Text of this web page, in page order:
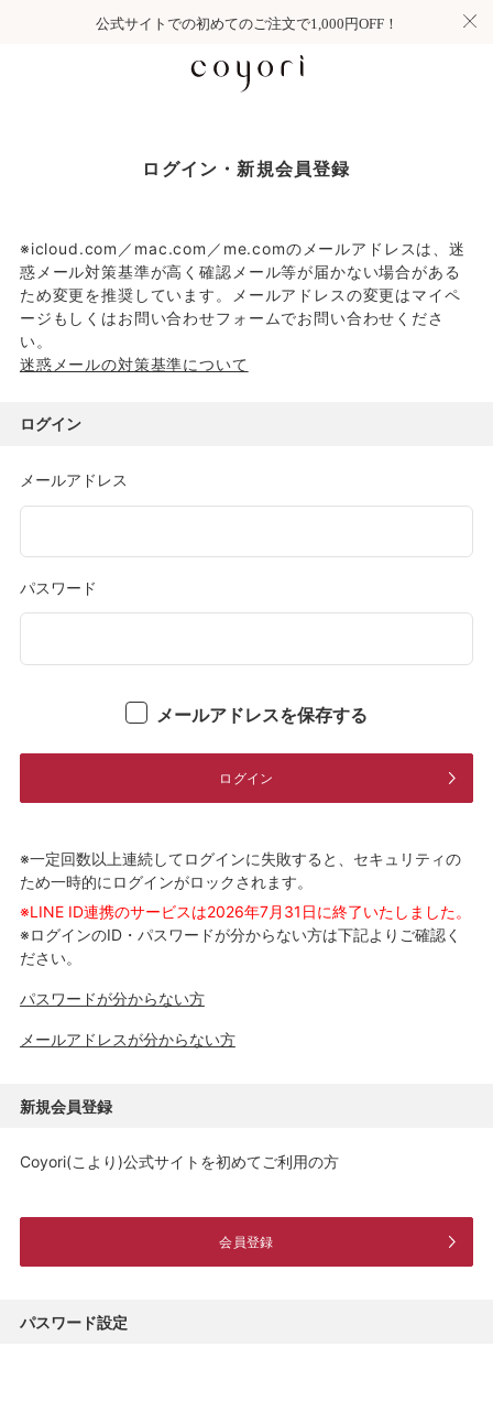
公式サイトでの初めてのご注文で1,000円OFF！
ログイン・新規会員登録
※icloud.com／mac.com／me.comのメールアドレスは、迷
惑メール対策基準が高く確認メール等が届かない場合がある
ため変更を推奨しています。メールアドレスの変更はマイペ
ージもしくはお問い合わせフォームでお問い合わせくださ
い。
迷惑メールの対策基準について
ログイン
メールアドレス
パスワード
メールアドレスを保存する
ログイン
※一定回数以上連続してログインに失敗すると、セキュリティの
ため一時的にログインがロックされます。
※LINE ID連携のサービスは2026年7月31日に終了いたしました。
※ログインのID・パスワードが分からない方は下記よりご確認く
ださい。
パスワードが分からない方
メールアドレスが分からない方
新規会員登録
Coyori(こより)公式サイトを初めてご利用の方
会員登録
パスワード設定